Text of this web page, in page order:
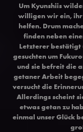
Um Kyunshiis
willigen wir ein, ihr
helfen. Drum
finden neben
Letzterer bestätigt
gesuchten um
und sie befreit die
getaner Arbeit
versucht die
Allerdings scheint
etwas getan zu
einmal unser Glück